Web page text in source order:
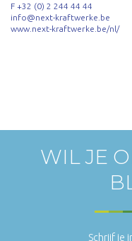
F +32 (0) 2 244 44 44
info@next-kraftwerke.be
www.next-kraftwerke.be/nl/
WIL JE
Schrijf je